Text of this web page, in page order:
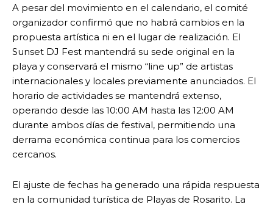
A pesar del movimiento en el calendario, el comité
organizador confirmó que no habrá cambios en la
propuesta artística ni en el lugar de realización. El
Sunset DJ Fest mantendrá su sede original en la
playa y conservará el mismo “line up” de artistas
internacionales y locales previamente anunciados. El
horario de actividades se mantendrá extenso,
operando desde las 10:00 AM hasta las 12:00 AM
durante ambos días de festival, permitiendo una
derrama económica continua para los comercios
cercanos.
El ajuste de fechas ha generado una rápida respuesta
en la comunidad turística de Playas de Rosarito. La